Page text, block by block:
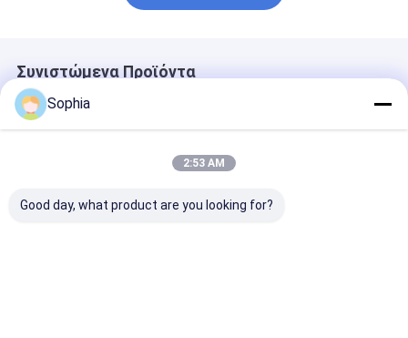
Συνιστώμενα Προϊόντα
Sophia
2:53 AM
Good day, what product are you looking for?